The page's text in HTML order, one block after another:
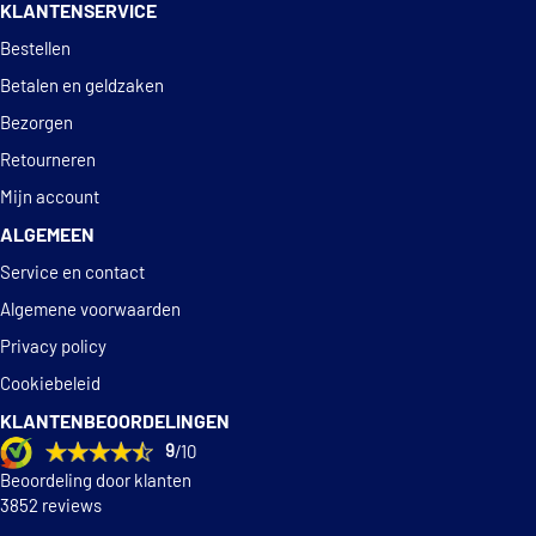
KLANTENSERVICE
Bestellen
Betalen en geldzaken
Bezorgen
Retourneren
Mijn account
ALGEMEEN
Service en contact
Algemene voorwaarden
Privacy policy
Cookiebeleid
KLANTENBEOORDELINGEN
9/10
Beoordeling door klanten
3852 reviews